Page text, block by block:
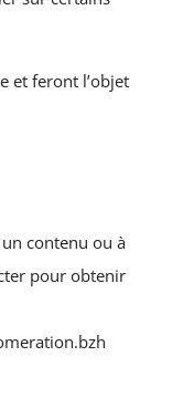
et feront l’objet
contenu ou à
pour obtenir